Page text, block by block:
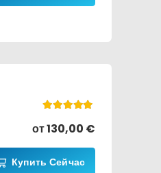
от130,00 €
Купить Сейчас